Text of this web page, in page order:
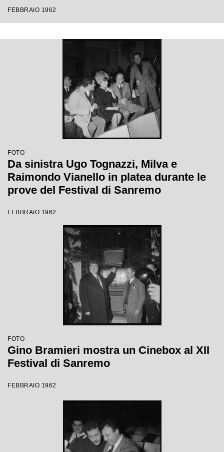
FEBBRAIO 1962
FOTO
Da sinistra Ugo Tognazzi, Milva e
Raimondo Vianello in platea durante le
prove del Festival di Sanremo
FEBBRAIO 1962
FOTO
Gino Bramieri mostra un Cinebox al XII
Festival di Sanremo
FEBBRAIO 1962